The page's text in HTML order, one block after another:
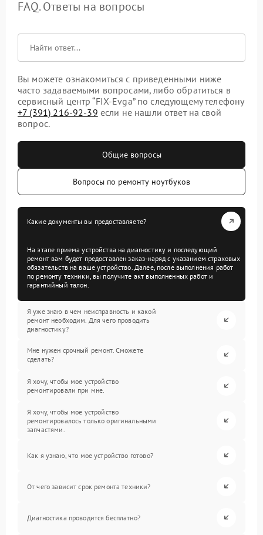
FAQ. Ответы на вопросы
Вы можете ознакомиться с приведенными ниже
часто задаваемыми вопросами, либо обратиться в
сервисный центр “FIX-Evga” по следующему телефону
+7 (391) 216-92-39 если не нашли ответ на свой
вопрос.
Общие вопросы
Вопросы по ремонту ноутбуков
Какие документы вы предоставляете?
На этапе приема устройства на диагностику и последующий
ремонт вам будет предоставлен заказ-наряд с указанием страховых
обязательств на ваше устройство. Далее, после выполнения работ
по ремонту техники, вы получите акт выполненных работ и
гарантийный талон.
Я уже знаю в чем неисправность и какой
ремонт необходим. Для чего проводить
диагностику?
Мне нужен срочный ремонт. Сможете
сделать?
Я хочу, чтобы мое устройство
ремонтировали при мне.
Я хочу, чтобы мое устройство
ремонтировалось только оригинальными
запчастями.
Как я узнаю, что мое устройство готово?
От чего зависит срок ремонта техники?
Диагностика проводится бесплатно?